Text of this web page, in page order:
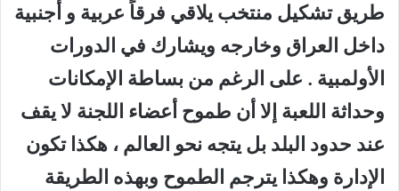
طريق تشكيل منتخب يلاقي فرقاً عربية و أجنبية
داخل العراق وخارجه ويشارك في الدورات
الأولمبية . على الرغم من بساطة الإمكانات
وحداثة اللعبة إلا أن طموح أعضاء اللجنة لا يقف
عند حدود البلد بل يتجه نحو العالم ، هكذا تكون
الإدارة وهكذا يترجم الطموح وبهذه الطريقة